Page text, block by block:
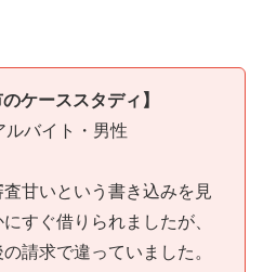
ケーススタディ】
ルバイト・男性
査甘いという書き込みを見
すぐ借りられましたが、
請求で違っていました。